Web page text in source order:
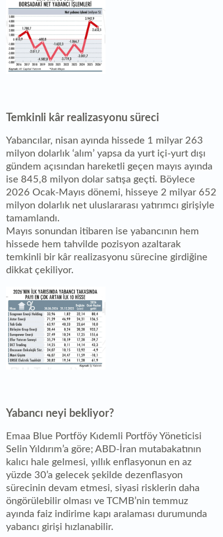
Temkinli kâr realizasyonu süreci
Yabancılar, nisan ayında hissede 1 milyar 263
milyon dolarlık ‘alım’ yapsa da yurt içi-yurt dışı
gündem açısından hareketli geçen mayıs ayında
ise 845,8 milyon dolar satışa geçti. Böylece
2026 Ocak-Mayıs dönemi, hisseye 2 milyar 652
milyon dolarlık net uluslararası yatırımcı girişiyle
tamamlandı.
Mayıs sonundan itibaren ise yabancının hem
hissede hem tahvilde pozisyon azaltarak
temkinli bir kâr realizasyonu sürecine girdiğine
dikkat çekiliyor.
Yabancı neyi bekliyor?
Emaa Blue Portföy Kıdemli Portföy Yöneticisi
Selin Yıldırım’a göre; ABD-İran mutabakatının
kalıcı hale gelmesi, yıllık enflasyonun en az
yüzde 30’a gelecek şekilde dezenflasyon
sürecinin devam etmesi, siyasi risklerin daha
öngörülebilir olması ve TCMB’nin temmuz
ayında faiz indirime kapı aralaması durumunda
yabancı girişi hızlanabilir.